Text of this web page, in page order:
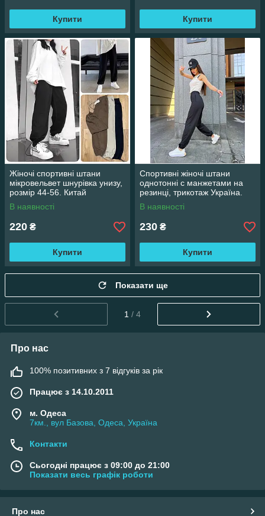
Купити Купити
Жіночі спортивні штани
мікровельвет шнурівка унизу,
розмір 44-56. Китай
В наявності
220 ₴
Купити
Спортивні жіночі штани
однотонні с манжетами на
резинці, трикотаж Україна.
Розміри норма S, M, L, XL
оптом
В наявності
230 ₴
Купити
Показати ще
1 / 4
Про нас
100% позитивних з 7 відгуків за рік
Працює з 14.10.2011
м. Одеса
7км., вул Базова, Одеса, Україна
Контакти
Сьогодні працює з 09:00 до 21:00
Показати весь графік роботи
Про нас